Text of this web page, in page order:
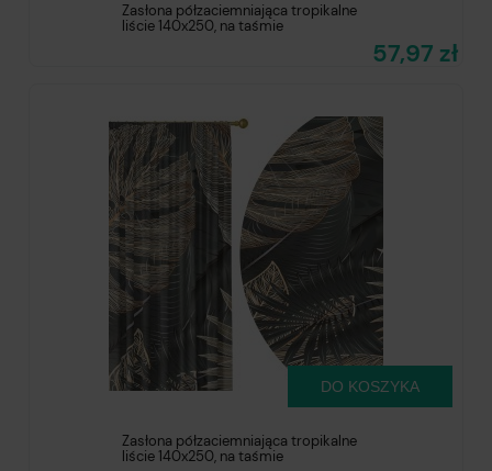
Zasłona półzaciemniająca tropikalne
liście 140x250, na taśmie
57,97 zł
Zasłona półzaciemniająca tropikalne
liście 140x250, na taśmie
DO KOSZYKA